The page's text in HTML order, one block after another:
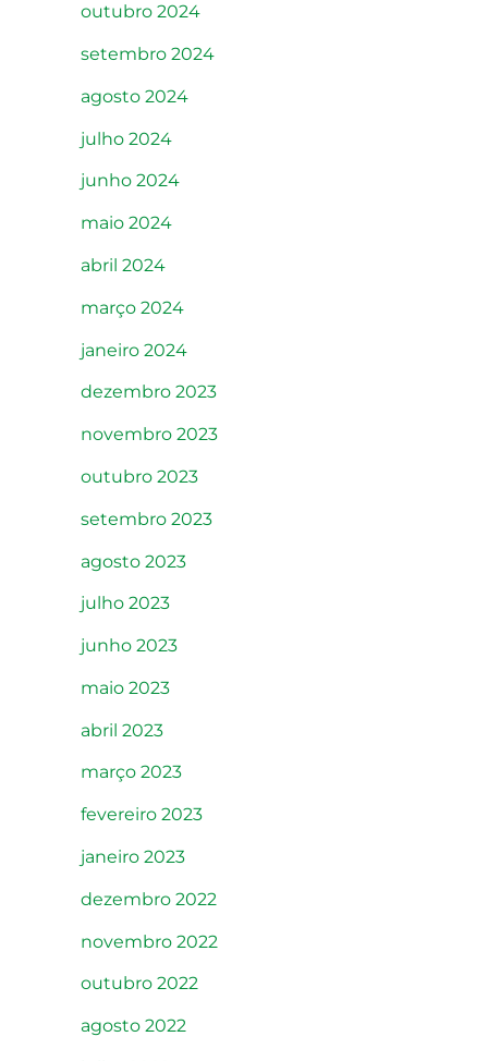
outubro 2024
setembro 2024
agosto 2024
julho 2024
junho 2024
maio 2024
abril 2024
março 2024
janeiro 2024
dezembro 2023
novembro 2023
outubro 2023
setembro 2023
agosto 2023
julho 2023
junho 2023
maio 2023
abril 2023
março 2023
fevereiro 2023
janeiro 2023
dezembro 2022
novembro 2022
outubro 2022
agosto 2022